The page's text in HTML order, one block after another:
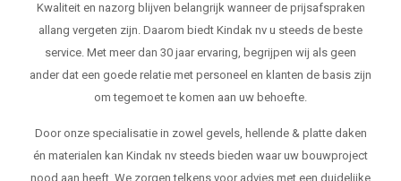
Kwaliteit en nazorg blijven belangrijk wanneer de prijsafspraken
allang vergeten zijn. Daarom biedt Kindak nv u steeds de beste
service. Met meer dan 30 jaar ervaring, begrijpen wij als geen
ander dat een goede relatie met personeel en klanten de basis zijn
om tegemoet te komen aan uw behoefte.
Door onze specialisatie in zowel gevels, hellende & platte daken
én materialen kan Kindak nv steeds bieden waar uw bouwproject
nood aan heeft. We zorgen telkens voor advies met een duidelijke